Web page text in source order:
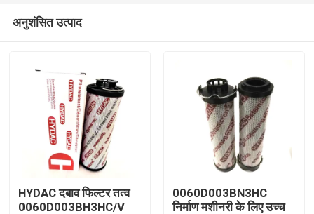
अनुशंसित उत्पाद
HYDAC दबाव फिल्टर तत्व
0060D003BH3HC/V
0060D003BN3HC
निर्माण मशीनरी के लिए उच्च